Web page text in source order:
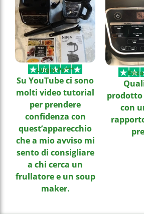
Luigia Po***
Su YouTube ci sono
molti video tutorial
per prendere
confidenza con
quest’apparecchio
che a mio avviso mi
sento di consigliare
a chi cerca un
frullatore e un soup
maker.
prodotto
con